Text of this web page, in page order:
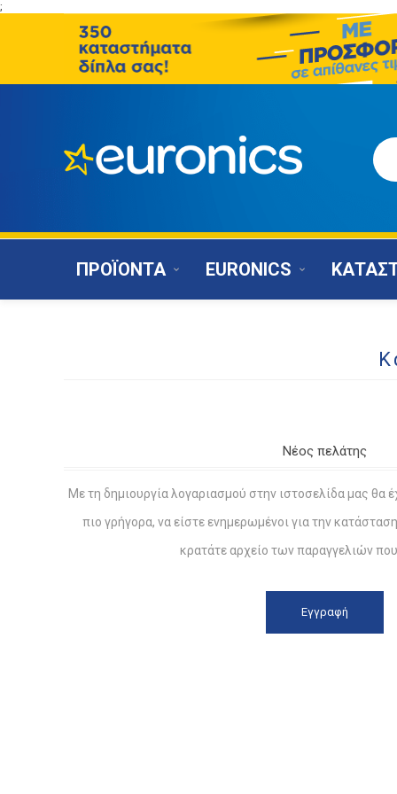
;
ΠΡΟΪΟΝΤΑ EURONICS
Νέος πελάτης
Με τη δημιουργία λογαριασμού στην ιστοσελίδα μας θα
πιο γρήγορα, να είστε ενημερωμένοι για την
κρατάτε αρχείο των παραγγελιών που